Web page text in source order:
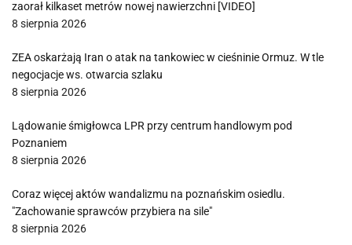
zaorał kilkaset metrów nowej nawierzchni [VIDEO]
8 sierpnia 2026
ZEA oskarżają Iran o atak na tankowiec w cieśninie Ormuz. W tle
negocjacje ws. otwarcia szlaku
8 sierpnia 2026
Lądowanie śmigłowca LPR przy centrum handlowym pod
Poznaniem
8 sierpnia 2026
Coraz więcej aktów wandalizmu na poznańskim osiedlu.
"Zachowanie sprawców przybiera na sile"
8 sierpnia 2026